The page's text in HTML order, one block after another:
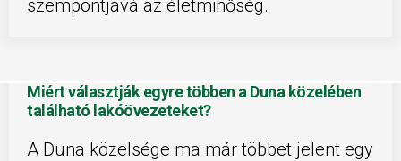
szempontjává az életminőség.
Miért választják egyre többen a Duna közelében
található lakóövezeteket?
A Duna közelsége ma már többet jelent egy